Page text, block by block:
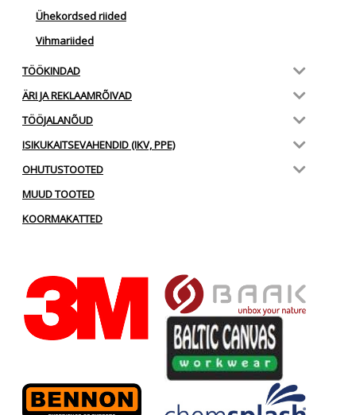
Ühekordsed riided
Vihmariided
TÖÖKINDAD
ÄRI JA REKLAAMRÕIVAD
TÖÖJALANÕUD
ISIKUKAITSEVAHENDID (IKV, PPE)
OHUTUSTOOTED
MUUD TOOTED
KOORMAKATTED